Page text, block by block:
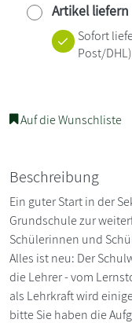
Artikel liefern
Sofort
Post/DHL)
Auf die Wunschliste
Beschreibung
Ein guter Start in der
Grundschule zur
Schülerinnen und
Alles ist neu: Der
die Lehrer - vom
als Lehrkraft wird
bitte Sie haben die